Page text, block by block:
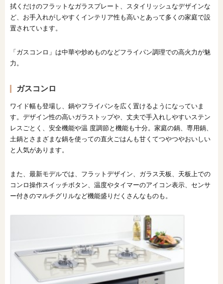
拭くだけのフラットなガラスプレート、スタイリッシュなデザインな
ど、お手入れがしやすくインテリア性も高いとあって多くの家庭で設
置されています。
「ガスコンロ」は中華や炒めものなどフライパン調理での高火力が魅
力。
ガスコンロ
ワイド幅も登場し、鍋やフライパンを広く置けるようになっていま
す。デザイン性の高いガラストップや、丈夫で手入れしやすいステン
レスごとく、安全機能や温 度調節と機能も十分。家庭の鍋、専用鍋、
土鍋とさまざまな鍋を使っての直火ごはんも甘くてつやつやおいしい
と人気があります。
また、最新モデルでは、フラットデザイン、ガラス天板、天板上での
コンロ操作スイッチボタン、温度やタイマーのアイコン表示、センサ
ー付きのマルチグリルなど機能盛りだくさんなものも。